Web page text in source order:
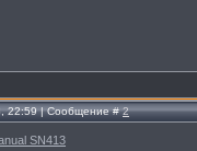
22:59 | Сообщение #2
SN413